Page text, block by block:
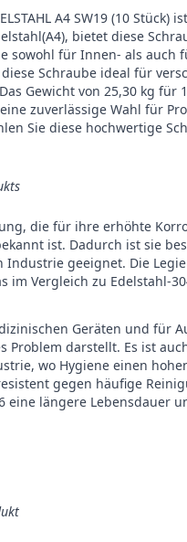
Preis
Gewicht pro 100
Stück
Antrieb
Marke
A4 SW19 (10 Stück)
bietet diese
sowohl für Innen- als auch
Schraube ideal für
Gewicht von 25,30 kg für
zuverlässige Wahl für
Sie diese hochwertige
die für ihre erhöhte
ist. Dadurch ist sie
geeignet. Die
im Vergleich zu Edelstahl-
Geräten und für
Problem darstellt. Es ist
wo Hygiene einen
gegen häufige
eine längere Lebensdauer